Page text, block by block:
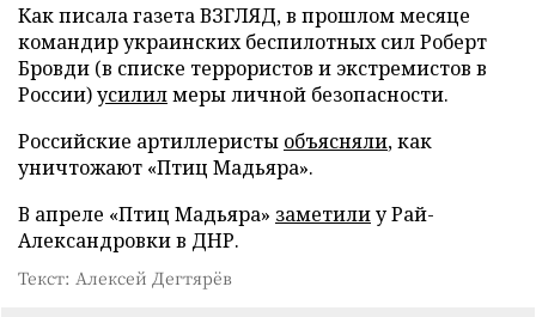
Как писала газета ВЗГЛЯД, в прошлом месяце
командир украинских беспилотных сил Роберт
Бровди (в списке террористов и экстремистов в
России)усилилмеры личной безопасности.
Российские артиллеристы объясняли, как
уничтожают «Птиц Мадьяра».
В апреле «Птиц Мадьяра» заметилиу Рай-
Александровки в ДНР.
Текст: Алексей Дегтярёв